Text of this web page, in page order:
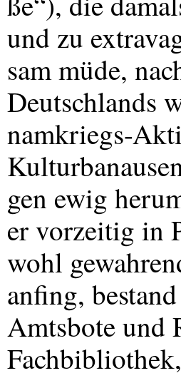
und zu
sam müde,
Deutschlands
namkriegs-
gen ewig
er vorzeitig in
wohl
anfing,
Amtsbote und